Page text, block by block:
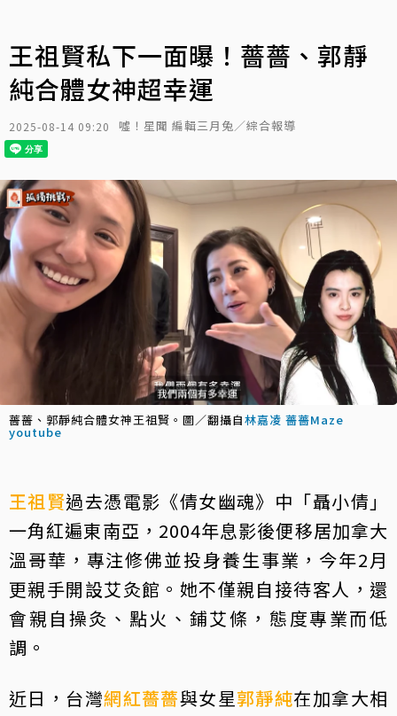
王祖賢私下一面曝！薔薔、郭靜
純合體女神超幸運
2025-08-14 09:20 噓！星聞 編輯三月兔／綜合報導
薔薔、郭靜純合體女神王祖賢。圖／翻攝自林嘉凌 薔薔Maze
youtube
王祖賢過去憑電影《倩女幽魂》中「聶小倩」
一角紅遍東南亞，2004年息影後便移居加拿大
溫哥華，專注修佛並投身養生事業，今年2月
更親手開設艾灸館。她不僅親自接待客人，還
會親自操灸、點火、鋪艾條，態度專業而低
調。
近日，台灣網紅薔薔與女星郭靜純在加拿大相